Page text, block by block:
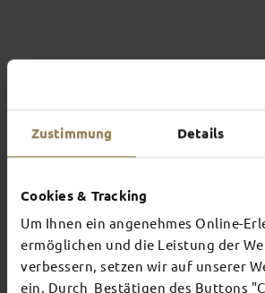
Zustimmung Details
Cookies & Tracking
Um Ihnen ein angenehmes Online-
ermöglichen und die Leistung der
verbessern, setzen wir auf unserer
ein. Durch Bestätigen des Buttons
Experiences unique to Fulda
TOP